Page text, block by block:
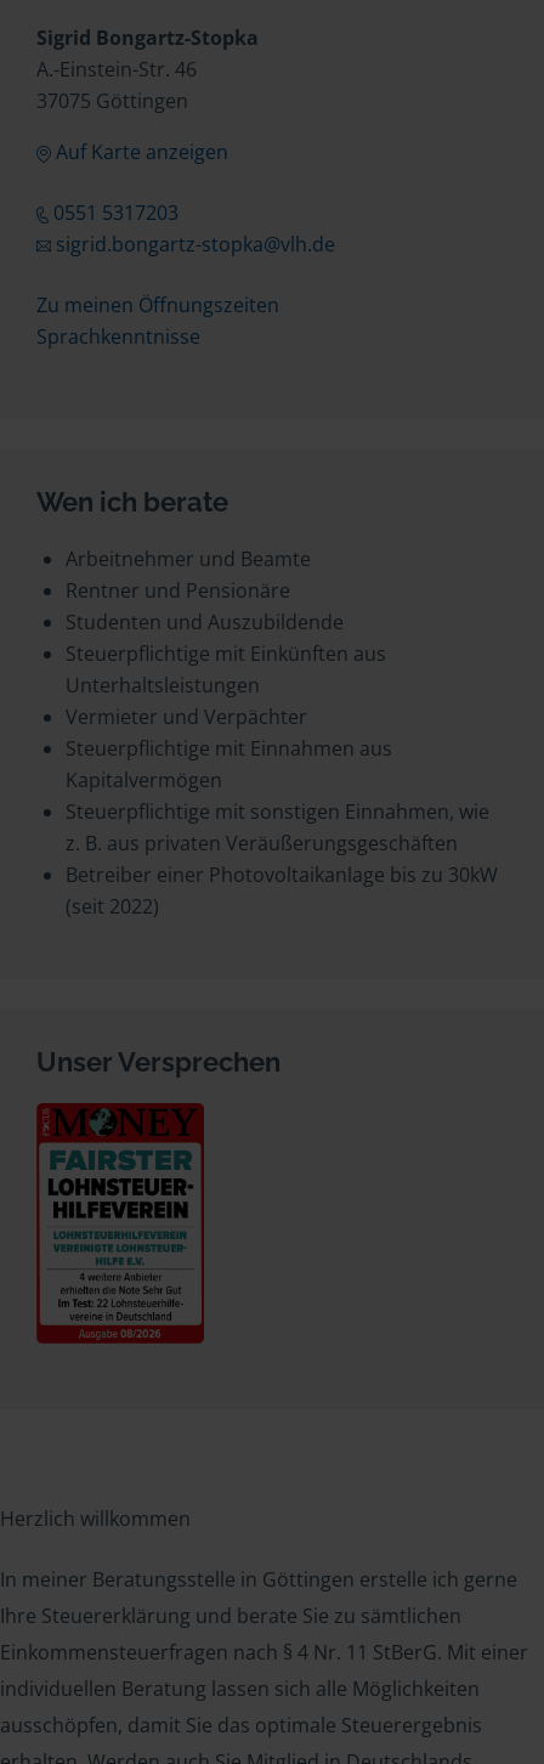
Sigrid Bongartz-Stopka
A.-Einstein-Str. 46
37075 Göttingen
Auf Karte anzeigen
0551 5317203
sigrid.bongartz-stopka@vlh.de
Zu meinen Öffnungszeiten
Sprachkenntnisse
Wen ich berate
Arbeitnehmer und Beamte
Rentner und Pensionäre
Studenten und Auszubildende
Steuerpflichtige mit Einkünften aus
Unterhaltsleistungen
Vermieter und Verpächter
Steuerpflichtige mit Einnahmen aus
Kapitalvermögen
Steuerpflichtige mit sonstigen Einnahmen, wie
z. B. aus privaten Veräußerungsgeschäften
Betreiber einer Photovoltaikanlage bis zu 30kW
(seit 2022)
Unser Versprechen
Herzlich willkommen
In meiner Beratungsstelle in Göttingen erstelle ich gerne
Ihre Steuererklärung und berate Sie zu sämtlichen
Einkommensteuerfragen nach § 4 Nr. 11 StBerG. Mit einer
individuellen Beratung lassen sich alle Möglichkeiten
ausschöpfen, damit Sie das optimale Steuerergebnis